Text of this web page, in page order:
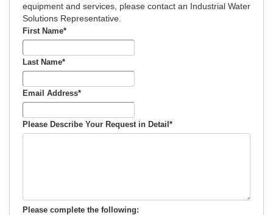
equipment and services, please contact an Industrial Water
Solutions Representative.
First Name*
Last Name*
Email Address*
Please Describe Your Request in Detail *
Please complete the following: